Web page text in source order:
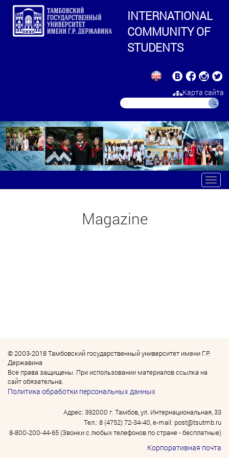
INTERNATIONAL
COMMUNITY OF
STUDENTS
Карта сайта
Magazine
© 2003-2018 Тамбовский государственный университет имени Г.Р.
Державина
Все права защищены. При использовании материалов ссылка на
сайт обязательна.
Политика обработки персональных данных
Адрес: 392000 г. Тамбов, ул. Интернациональная, 33
Тел.: 8 (4752) 72-34-40, e-mail: post@tsutmb.ru
8-800-200-44-65 (Звонки с любых телефонов по стране - бесплатные)
Корпоративная почта